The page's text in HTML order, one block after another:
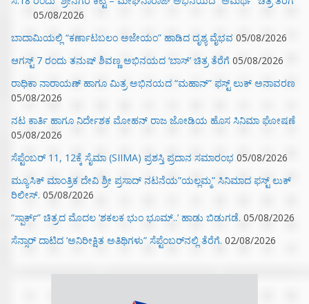
05/08/2026
ಬಾದಾಮಿಯಲ್ಲಿ “ಕರ್ಣಾಟಬಲಂ ಅಜೇಯಂ” ಹಾಡಿದ ದೃಶ್ಯ ವೈಭವ 05/08/2026
ಆಗಸ್ಟ್ 7 ರಂದು ತನುಷ್ ಶಿವಣ್ಣ ಅಭಿನಯದ ‘ಬಾಸ್’ ಚಿತ್ರ ತೆರೆಗೆ 05/08/2026
ರಾಧಿಕಾ ನಾರಾಯಣ್ ಹಾಗೂ ಮಿತ್ರ ಅಭಿನಯದ “ಮಹಾನ್” ಫಸ್ಟ್ ಲುಕ್ ಅನಾವರಣ
05/08/2026
ನಟ ಕಾರ್ತಿ ಹಾಗೂ ನಿರ್ದೇಶಕ ಮೋಹನ್ ರಾಜ ಜೋಡಿಯ ಹೊಸ ಸಿನಿಮಾ ಘೋಷಣೆ
05/08/2026
ಸೆಪ್ಟೆಂಬರ್ 11, 12ಕ್ಕೆ ಸೈಮಾ (SIIMA) ಪ್ರಶಸ್ತಿ ಪ್ರದಾನ ಸಮಾರಂಭ 05/08/2026
ಮ್ಯೂಸಿಕ್‌ ಮಾಂತ್ರಿಕ ದೇವಿ ಶ್ರೀ ಪ್ರಸಾದ್ ನಟನೆಯ”ಯಲ್ಲಮ್ಮ” ಸಿನಿಮಾದ ಫಸ್ಟ್‌ ಲುಕ್‌
ರಿಲೀಸ್. 05/08/2026
“ಸ್ಪಾರ್ಕ್” ಚಿತ್ರದ ಮೊದಲ‌ ‘ಶಕಲಕ ಭುಂ‌ ಭೂಮ್..’ ಹಾಡು ಬಿಡುಗಡೆ. 05/08/2026
ಸೆನ್ಸಾರ್ ದಾಟಿದ ‘ಅನಿರೀಕ್ಷಿತ ಅತಿಥಿಗಳು” ಸೆಪ್ಟೆಂಬರ್‌ನಲ್ಲಿ ತೆರೆಗೆ. 02/08/2026